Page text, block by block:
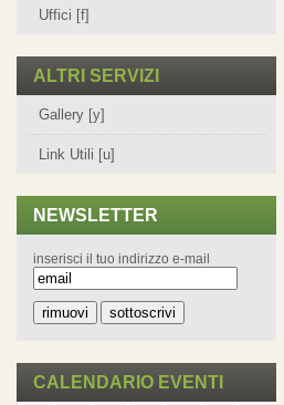
Uffici [f]
ALTRI SERVIZI
Gallery [y]
Link Utili [u]
NEWSLETTER
inserisci il tuo indirizzo e-mail
CALENDARIO EVENTI